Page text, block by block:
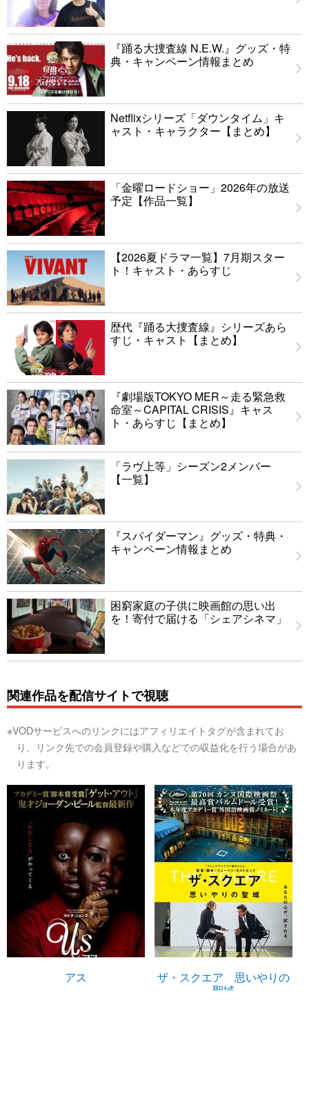
『踊る大捜査線 N.E.W.』グッズ・特
典・キャンペーン情報まとめ
Netflixシリーズ「ダウンタイム」キ
ャスト・キャラクター【まとめ】
「金曜ロードショー」2026年の放送
予定【作品一覧】
【2026夏ドラマ一覧】7月期スター
ト！キャスト・あらすじ
歴代『踊る大捜査線』シリーズあら
すじ・キャスト【まとめ】
『劇場版TOKYO MER～走る緊急救
命室～CAPITAL CRISIS』キャス
ト・あらすじ【まとめ】
「ラヴ上等」シーズン2メンバー
【一覧】
『スパイダーマン』グッズ・特典・
キャンペーン情報まとめ
困窮家庭の子供に映画館の思い出
を！寄付で届ける「シェアシネマ」
関連作品を配信サイトで視聴
※VODサービスへのリンクにはアフィリエイトタグが含まれてお
り、リンク先での会員登録や購入などでの収益化を行う場合があ
ります。
アス
ザ・スクエア 思いやりの
聖域